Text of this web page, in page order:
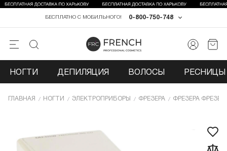
0-800-750-748
БЕСПЛАТНО С МОБИЛЬНОГО!
НОГТИ ДЕПИЛЯЦИЯ ВОЛОСЫ РЕСНИЦЫ
ГЛАВНАЯ НОГТИ ЭЛЕКТРОПРИБОРЫ ФРЕЗЕРА ФРЕЗЕРА